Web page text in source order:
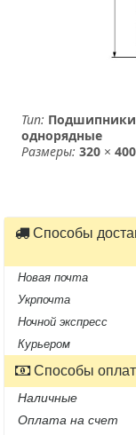
Тип:
однорядные
Размеры: 320 ×400
Способы
Новая почта
Укрпочта
Ночной экспресс
Курьером
Способы
Наличные
Оплата на счет